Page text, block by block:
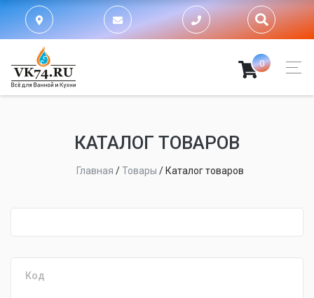
0
КАТАЛОГ ТОВАРОВ
Главная /Товары / Каталог товаров
Код